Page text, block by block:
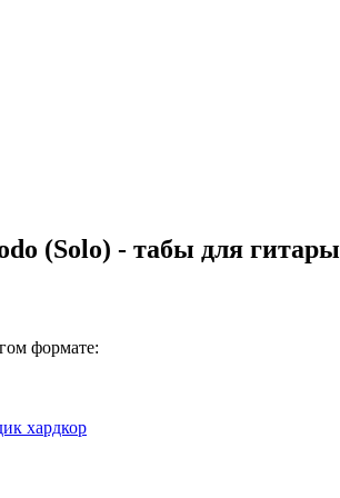
(Solo) - табы для гитары
формате:
хардкор